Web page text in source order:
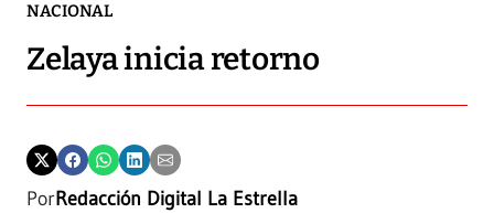
NACIONAL
Zelaya inicia retorno
PorRedacción Digital La Estrella